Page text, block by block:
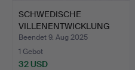
SCHWEDISCHE
VILLENENTWICKLUNG
UND SCHWEDIS…
Beendet 9. Aug 2025
1 Gebot
32 USD